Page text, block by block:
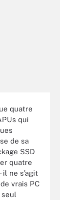
quatre
qui
de sa
SSD
quatre
ne s’agit
vrais PC